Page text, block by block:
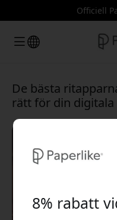
Officiell
De bästa
rätt för din
8% rabatt
🎉